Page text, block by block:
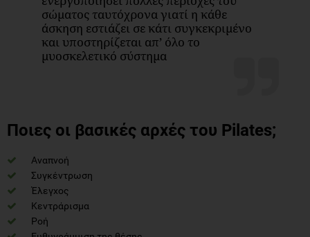
σώματος ταυτόχρονα γιατί η κάθε
άσκηση εστιάζει σε κάτι συγκεκριμένο
και υποστηρίζεται απ’ όλο το
μυοσκελετικό σύστημα
Ποιες οι βασικές αρχές του Pilates;
Αναπνοή
Συγκέντρωση
Έλεγχος
Κεντράρισμα
Ροή